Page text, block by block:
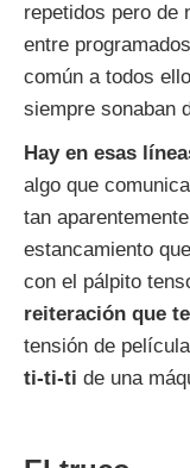
repetidos pero de
entre
común a todos
siempre sonaban
Hay en esas
algo que
tan
estancamiento
con el pálpito
reiteración que
tensión de
ti-ti-ti de una